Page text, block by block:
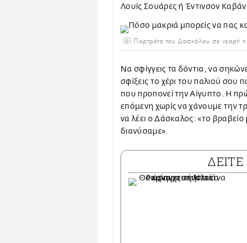
Λουίς Σουάρες ή Έντινσον
Πορτρέτο του Δασκάλου σε νεαρή
Να σφίγγεις τα δόντια, να
σφίξεις το χέρι του παλιού
που προπονεί την Αίγυπτο. Η
επόμενη χωρίς να χάνουμε την
να λέει ο Δάσκαλος: «το
διανύσαμε».